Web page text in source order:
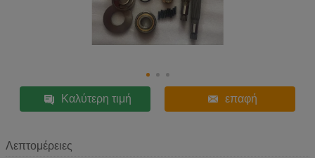
Καλύτερη τιμή επαφή
Λεπτομέρειες